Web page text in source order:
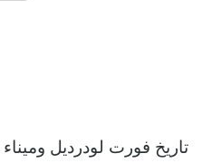
تاريخ فورت لودرديل وميناء